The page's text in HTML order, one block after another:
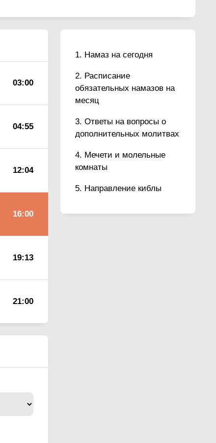
Намаз на сегодня
Расписание
обязательных намазов на
месяц
Ответы на вопросы о
дополнительных молитвах
Мечети и молельные
комнаты
Направление киблы
03:00
04:55
12:04
16:00
19:13
21:00